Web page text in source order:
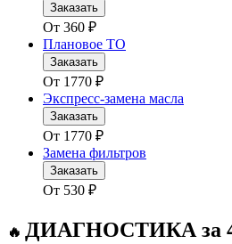
Заказать
От 360 ₽
Плановое ТО
Заказать
От 1770 ₽
Экспресс-замена масла
Заказать
От 1770 ₽
Замена фильтров
Заказать
От 530 ₽
🔥 ДИАГНОСТИКА за